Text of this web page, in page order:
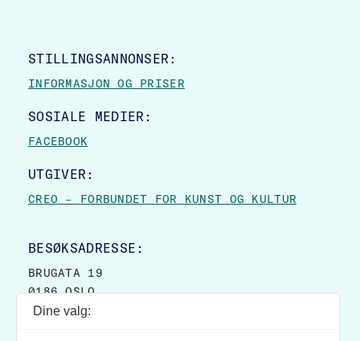
STILLINGSANNONSER:
INFORMASJON OG PRISER
SOSIALE MEDIER:
FACEBOOK
UTGIVER:
CREO – FORBUNDET FOR KUNST OG KULTUR
BESØKSADRESSE:
BRUGATA 19
0186 OSLO
Dine valg: